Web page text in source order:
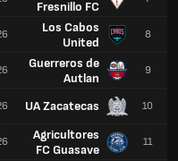
Fresnillo FC
8
Los Cabos
United
9
Guerreros de
Autlan
10
UA Zacatecas
11
Agricultores
FC Guasave